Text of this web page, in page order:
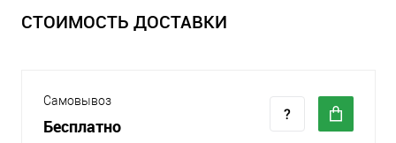
СТОИМОСТЬ ДОСТАВКИ
Самовывоз
Бесплатно